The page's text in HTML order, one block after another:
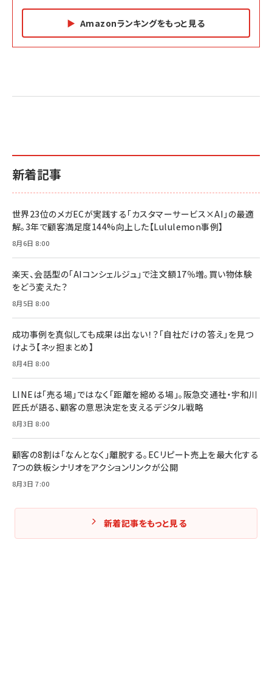
Amazonランキングをもっと見る
2億円を売り上げたプロが教える note×AI 最強の
小さな会社は戦略が9割
￥1,815
る時代の成長戦略
￥2,420
￥2,200
anan(アンアン)2026/07/01号 No.2501[魅せる
anan(アンアン)2026/06/24号 No.2500増刊
anan(アンアン)2026/07/08号 No.2502[2026
年後半、あなたの恋と運命／山田涼介]
ママ投資家が育休中に１億貯めた株式投資
組織の成果を最大化する ルールのデザイン
￥1,980
Amazonランキングをもっと見る
ベインキャピタル 企業価値向上力の秘密
ルな本質」
￥2,750
新着記事
世界23位のメガECが実践する「カスタマーサービス×AI」の最適
解。3年で顧客満足度144%向上した【Lululemon事例】
8月6日 8:00
楽天、会話型の「AIコンシェルジュ」で注文額17％増。買い物体験
をどう変えた？
8月5日 8:00
成功事例を真似しても成果は出ない！？「自社だけの答え」を見つ
けよう【ネッ担まとめ】
8月4日 8:00
LINEは「売る場」ではなく「距離を縮める場」。阪急交通社・宇和川
匠氏が語る、顧客の意思決定を支えるデジタル戦略
8月3日 8:00
顧客の8割は「なんとなく」離脱する。ECリピート売上を最大化する
7つの鉄板シナリオをアクションリンクが公開
8月3日 7:00
新着記事をもっと見る